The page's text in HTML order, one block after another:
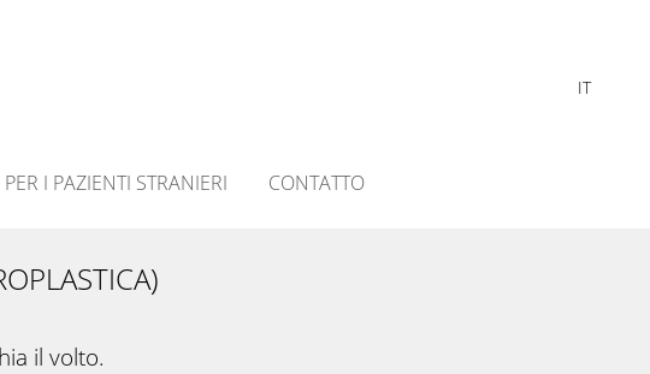
IT
PER I PAZIENTI STRANIERI CONTATTO
il volto.